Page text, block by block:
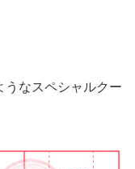
うなスペシャルクー